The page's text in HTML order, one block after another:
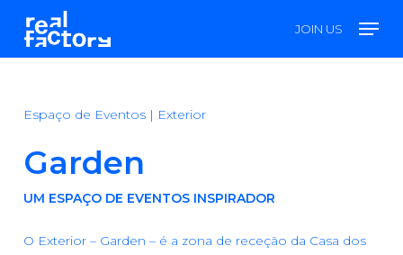
main
JOIN US
Espaço de Eventos | Exterior
Garden
UM ESPAÇO DE EVENTOS INSPIRADOR
O Exterior – Garden – é a zona de receção da Casa dos